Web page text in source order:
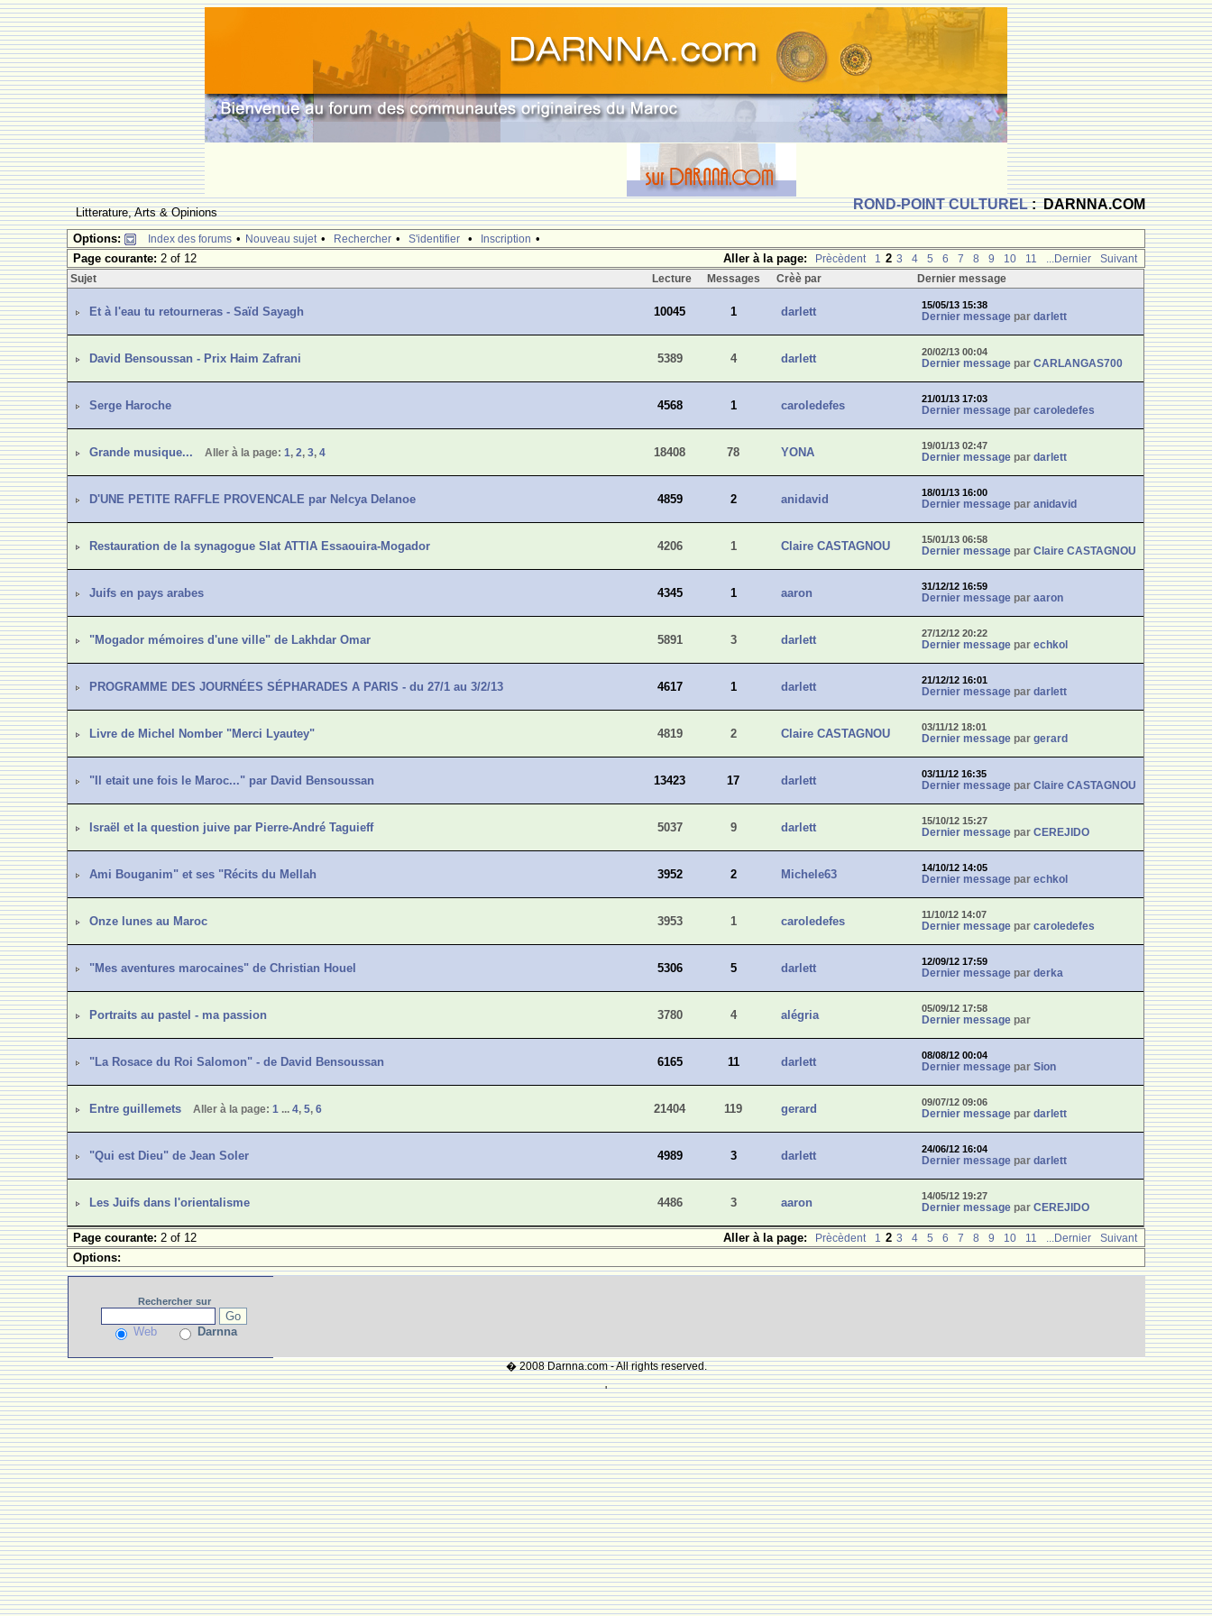
ROND-POINT CULTUREL: DARNNA.COM
Litterature, Arts & Opinions
Options:
Index des forums • Nouveau sujet • Rechercher • S'identifier • Inscription •
Aller à la page:
Prècèdent 1 2 3 4 5 6 7 8 9 10 11 ...Dernier Suivant
Page courante:2 of 12
Sujet Lecture Messages Crèè par Dernier message
Et à l'eau tu retourneras - Saïd Sayagh 10045 1 darlett 15/05/13 15:38
Dernier message pardarlett
David Bensoussan - Prix Haim Zafrani 5389 4 darlett 20/02/13 00:04
Dernier message parCARLANGAS700
Serge Haroche 4568 1 caroledefes 21/01/13 17:03
Dernier message parcaroledefes
Grande musique... Aller à la page:1,2,3,4 18408 78 YONA 19/01/13 02:47
Dernier message pardarlett
D'UNE PETITE RAFFLE PROVENCALE par Nelcya Delanoe 4859 2 anidavid 18/01/13 16:00
Dernier message paranidavid
Restauration de la synagogue Slat ATTIA Essaouira-Mogador 4206 1 Claire CASTAGNOU 15/01/13 06:58
Dernier message parClaire CASTAGNOU
Juifs en pays arabes 4345 1 aaron 31/12/12 16:59
Dernier message paraaron
"Mogador mémoires d'une ville" de Lakhdar Omar 5891 3 darlett 27/12/12 20:22
Dernier message parechkol
PROGRAMME DES JOURNÉES SÉPHARADES A PARIS - du 27/1 au 3/2/13 4617 1 darlett 21/12/12 16:01
Dernier message pardarlett
Livre de Michel Nomber "Merci Lyautey" 4819 2 Claire CASTAGNOU 03/11/12 18:01
Dernier message pargerard
"Il etait une fois le Maroc..." par David Bensoussan 13423 17 darlett 03/11/12 16:35
Dernier message parClaire CASTAGNOU
Israël et la question juive par Pierre-André Taguieff 5037 9 darlett 15/10/12 15:27
Dernier message parCEREJIDO
Ami Bouganim" et ses "Récits du Mellah 3952 2 Michele63 14/10/12 14:05
Dernier message parechkol
Onze lunes au Maroc 3953 1 caroledefes 11/10/12 14:07
Dernier message parcaroledefes
"Mes aventures marocaines" de Christian Houel 5306 5 darlett 12/09/12 17:59
Dernier message parderka
Portraits au pastel - ma passion 3780 4 alégria 05/09/12 17:58
Dernier message par
"La Rosace du Roi Salomon" - de David Bensoussan 6165 11 darlett 08/08/12 00:04
Dernier message parSion
Entre guillemets Aller à la page:1 ...4,5,6 21404 119 gerard 09/07/12 09:06
Dernier message pardarlett
"Qui est Dieu" de Jean Soler 4989 3 darlett 24/06/12 16:04
Dernier message pardarlett
Les Juifs dans l'orientalisme 4486 3 aaron 14/05/12 19:27
Dernier message parCEREJIDO
Aller à la page: Prècèdent 1 2 3 4 5 6 7 8 9 10 11 ...Dernier Suivant
Page courante:2 of 12
Options:
Rechercher sur
Web Darnna
� 2008 Darnna.com - All rights reserved.
'